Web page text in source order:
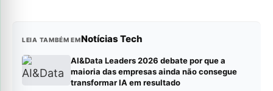
LEIA TAMBÉM EMNotícias Tech
AI&Data Leaders 2026 debate por que a
maioria das empresas ainda não consegue
transformar IA em resultado